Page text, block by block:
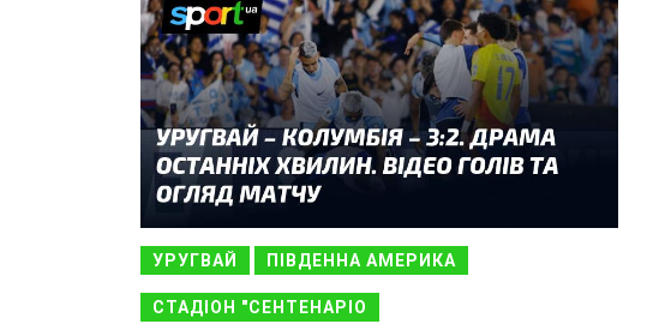
УРУГВАЙ ПІВДЕННА АМЕРИКА
СТАДІОН "СЕНТЕНАРІО